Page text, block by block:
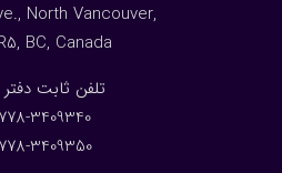
North Vancouver,
BC, Canada
:تلفن ثابت دفتر
778-3409340
778-3409350